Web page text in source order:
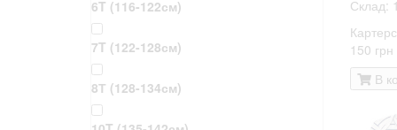
6T (116-122см)
7T (122-128см)
8Т (128-134см)
Склад:
150 грн
В